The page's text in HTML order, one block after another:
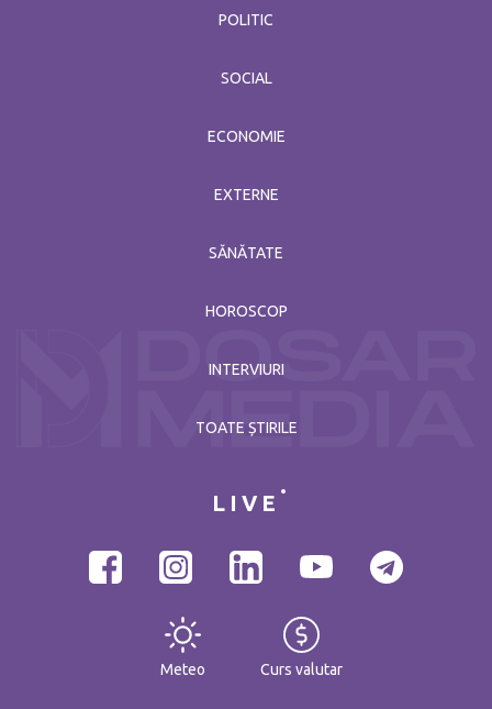
POLITIC
SOCIAL
ECONOMIE
EXTERNE
SĂNĂTATE
HOROSCOP
INTERVIURI
TOATE ȘTIRILE
LIVE
Meteo Curs valutar